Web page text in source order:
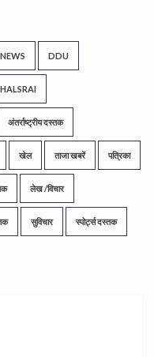
DDU
अंतर्राष्ट्रीय दस्तक
खेल ताजा खबरें पत्रिका
लेख /विचार
सुविचार स्पोर्ट्स दस्तक